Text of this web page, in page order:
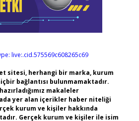
live:.cid.575569c608265c69
sitesi, herhangi bir marka, kurum
bağlantısı bulunmamaktadır.
makaleler
yer alan içerikler haber niteliği
kurum ve kişiler hakkında
Gerçek kurum ve kişiler ile isim